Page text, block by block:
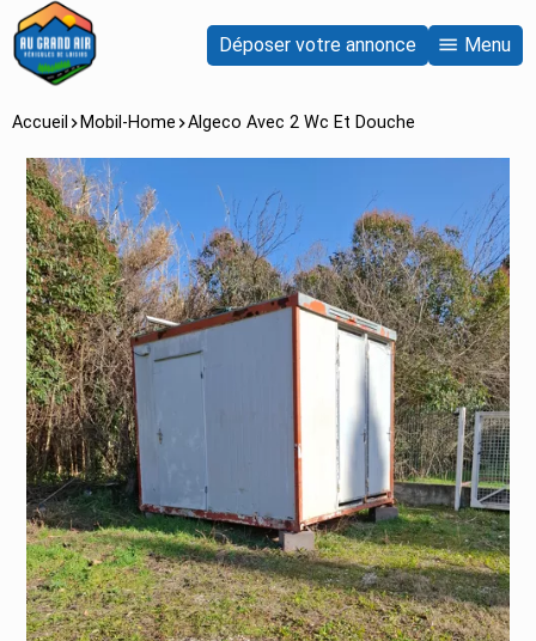
Déposer votre annonce Menu
Accueil Mobil-Home Algeco Avec 2 Wc Et Douche